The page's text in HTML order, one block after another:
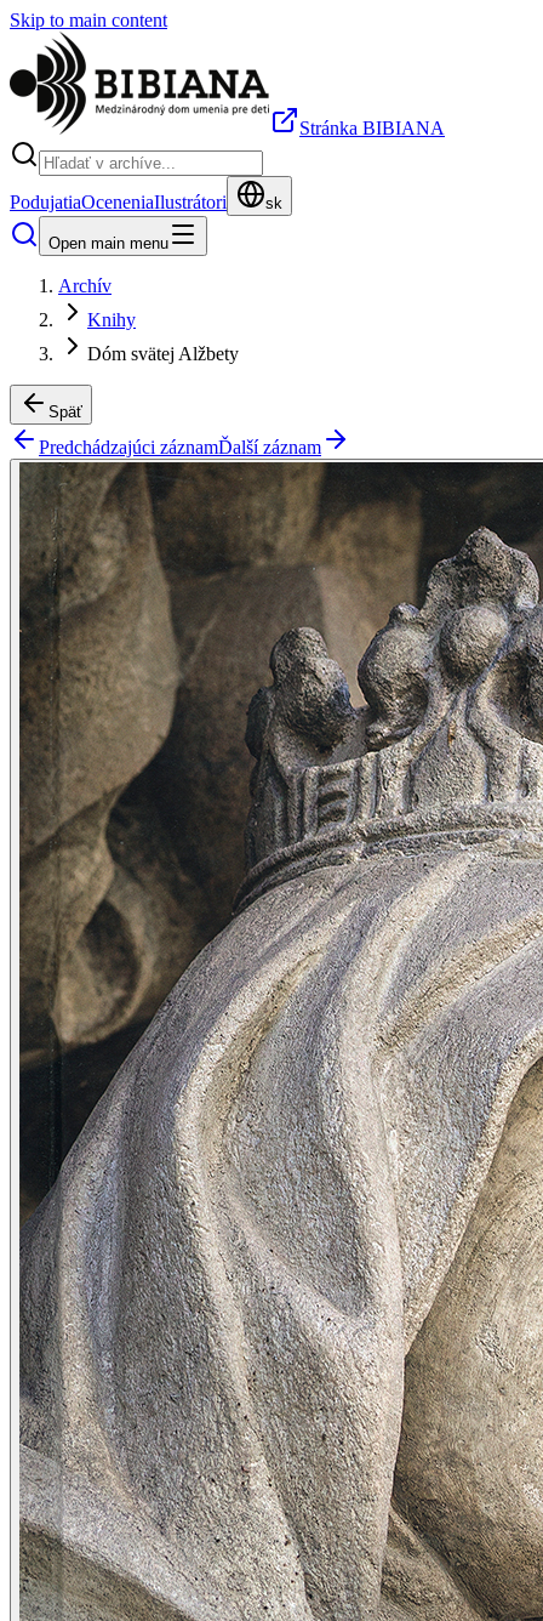
Skip to main content
Stránka BIBIANA
PodujatiaOceneniaIlustrátori sk
Open main menu
Archív
Knihy
Dóm svätej Alžbety
Späť
Predchádzajúci záznamĎalší záznam